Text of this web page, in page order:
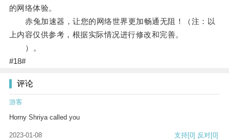
的网络体验。
赤兔加速器，让您的网络世界更加畅通无阻！（注：以
上内容仅供参考，根据实际情况进行修改和完善。
）。
#18#
评论
游客
Horny Shriya called you
2023-01-08 支持[0] 反对[0]